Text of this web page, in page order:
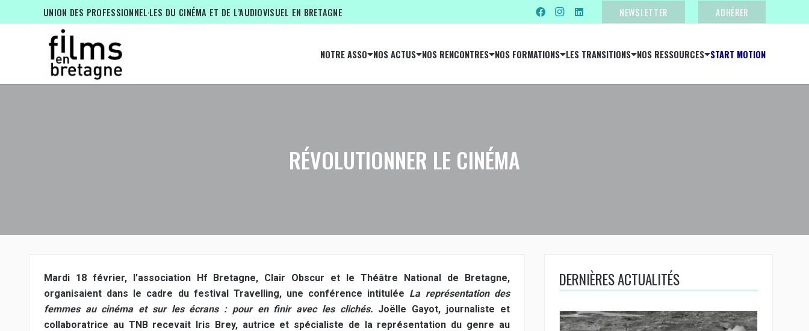
UNION DES PROFESSIONNEL·LES DU CINÉMA ET DE L’AUDIOVISUEL EN BRETAGNE NEWSLETTER ADHÉRER
NOTRE ASSO NOS ACTUS NOS RENCONTRES NOS FORMATIONS LES TRANSITIONS NOS RESSOURCES START MOTION
RÉVOLUTIONNER LE CINÉMA
Mardi 18 février, l’association Hf Bretagne, Clair Obscur et le Théâtre National de Bretagne,
organisaient dans le cadre du festival Travelling, une conférence intitulée La représentation des
femmes au cinéma et sur les écrans : pour en finir avec les clichés. Joëlle Gayot, journaliste et
collaboratrice au TNB recevait Iris Brey, autrice et spécialiste de la représentation du genre au
DERNIÈRES ACTUALITÉS